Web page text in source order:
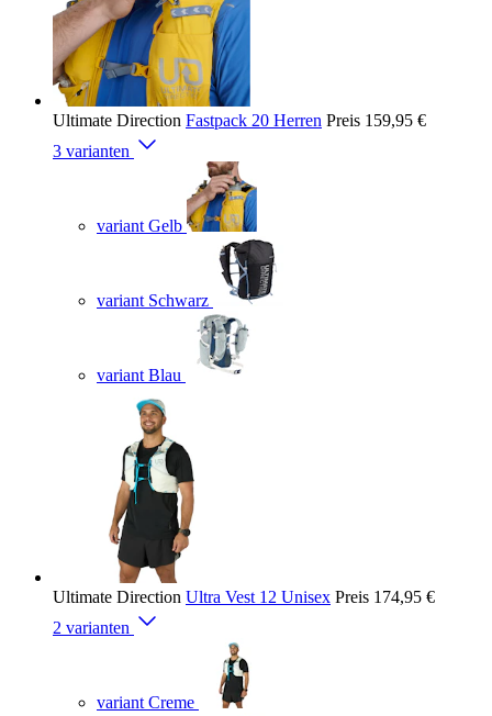
Ultimate Direction Fastpack 20 Herren Preis 159,95 €
3 varianten
variant Gelb
variant Schwarz
variant Blau
Ultimate Direction Ultra Vest 12 Unisex Preis 174,95 €
2 varianten
variant Creme